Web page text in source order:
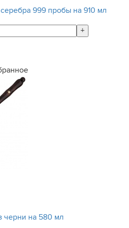
999 пробы на 910 мл
+
черни на 580 мл